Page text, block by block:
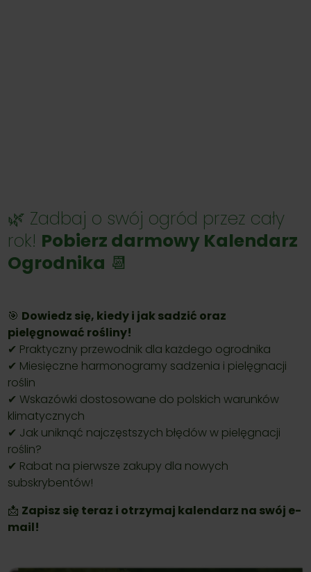
🌿 Zadbaj o swój ogród przez cały
rok! Pobierz darmowy Kalendarz
Ogrodnika 📆
🎯 Dowiedz się, kiedy i jak sadzić oraz
pielęgnować rośliny!
✔ Praktyczny przewodnik dla każdego ogrodnika
✔ Miesięczne harmonogramy sadzenia i pielęgnacji
roślin
✔ Wskazówki dostosowane do polskich warunków
klimatycznych
✔ Jak uniknąć najczęstszych błędów w pielęgnacji
roślin?
✔ Rabat na pierwsze zakupy dla nowych
subskrybentów!
📩 Zapisz się teraz i otrzymaj kalendarz na swój e-
mail!